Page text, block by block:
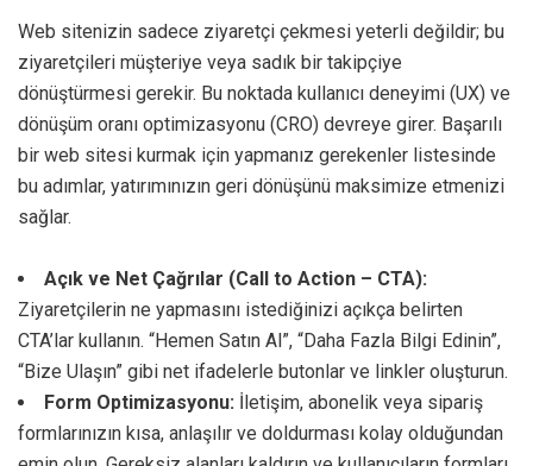
Web sitenizin sadece ziyaretçi çekmesi yeterli değildir; bu
ziyaretçileri müşteriye veya sadık bir takipçiye
dönüştürmesi gerekir. Bu noktada kullanıcı deneyimi (UX) ve
dönüşüm oranı optimizasyonu (CRO) devreye girer. Başarılı
bir web sitesi kurmak için yapmanız gerekenler listesinde
bu adımlar, yatırımınızın geri dönüşünü maksimize etmenizi
sağlar.
Açık ve Net Çağrılar (Call to Action – CTA):
Ziyaretçilerin ne yapmasını istediğinizi açıkça belirten
CTA’lar kullanın. “Hemen Satın Al”, “Daha Fazla Bilgi Edinin”,
“Bize Ulaşın” gibi net ifadelerle butonlar ve linkler oluşturun.
Form Optimizasyonu: İletişim, abonelik veya sipariş
formlarınızın kısa, anlaşılır ve doldurması kolay olduğundan